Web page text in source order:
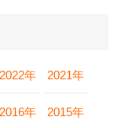
2022年 2021年
2016年 2015年